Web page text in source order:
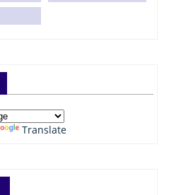
Translate